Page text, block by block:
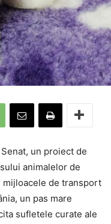
un proiect de
animalelor de
de transport
un pas mare
sufletele curate ale